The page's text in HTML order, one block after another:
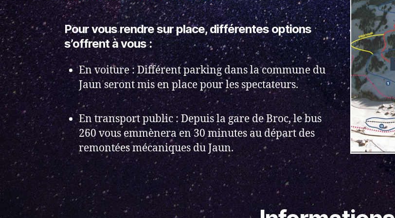
Pour vous rendre sur place, différentes options
s’offrent à vous :
En voiture : Différent parking dans la commune du
Jaun seront mis en place pour les spectateurs.
En transport public : Depuis la gare de Broc, le bus
260 vous emmènera en 30 minutes au départ des
remontées mécaniques du Jaun.